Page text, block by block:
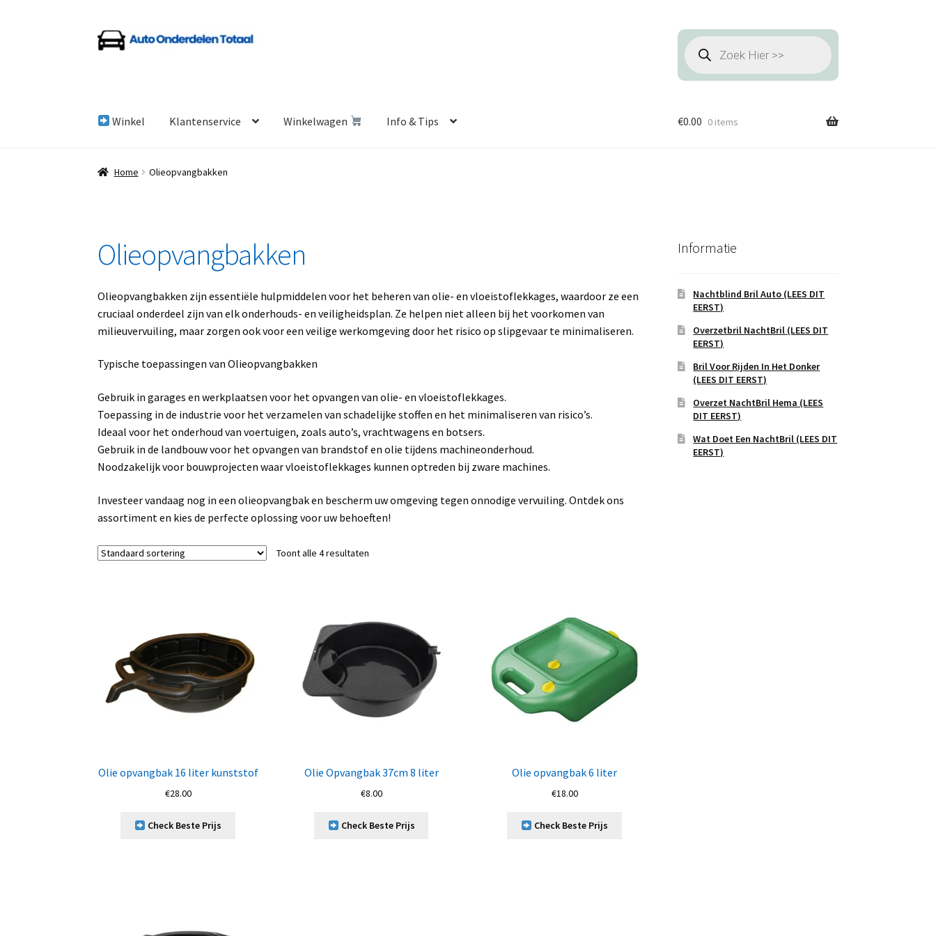
Ga
door
Ga
naar
Producten
zoeken
Winkel Klantenservice Winkelwagen Info & Tips
Home Algemene Voorwaarden
€0.00 0 items
Home Olieopvangbakken
Olieopvangbakken
Olieopvangbakken zijn essentiële hulpmiddelen voor het beheren van olie- en vloeistoflekkages, waardoor ze een
cruciaal onderdeel zijn van elk onderhouds- en veiligheidsplan. Ze helpen niet alleen bij het voorkomen van
milieuvervuiling, maar zorgen ook voor een veilige werkomgeving door het risico op slipgevaar te minimaliseren.
Typische toepassingen van Olieopvangbakken
Gebruik in garages en werkplaatsen voor het opvangen van olie- en vloeistoflekkages.
Toepassing in de industrie voor het verzamelen van schadelijke stoffen en het minimaliseren van risico’s.
Ideaal voor het onderhoud van voertuigen, zoals auto’s, vrachtwagens en botsers.
Gebruik in de landbouw voor het opvangen van brandstof en olie tijdens machineonderhoud.
Noodzakelijk voor bouwprojecten waar vloeistoflekkages kunnen optreden bij zware machines.
Investeer vandaag nog in een olieopvangbak en bescherm uw omgeving tegen onnodige vervuiling. Ontdek ons
assortiment en kies de perfecte oplossing voor uw behoeften!
Toont alle 4 resultaten
Olie opvangbak 16 liter kunststof
€28.00
Check Beste Prijs
Olie Opvangbak 37cm 8 liter
€8.00
Check Beste Prijs
Olie opvangbak 6 liter
€18.00
Check Beste Prijs
Informatie
Nachtblind Bril Auto (LEES DIT
EERST)
Overzetbril NachtBril (LEES DIT
EERST)
Bril Voor Rijden In Het Donker
(LEES DIT EERST)
Overzet NachtBril Hema (LEES
DIT EERST)
Wat Doet Een NachtBril (LEES DIT
EERST)